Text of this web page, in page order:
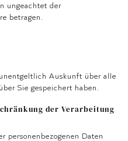
ungeachtet der
betragen.
Auskunft über alle
Sie gespeichert haben.
der Verarbeitung
personenbezogenen Daten